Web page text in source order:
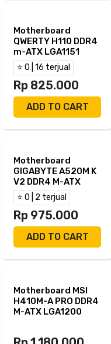
Motherboard
QWERTY H110 DDR4
m-ATX LGA1151
⭐ 0 | 16 terjual
Rp 825.000
ADD TO CART
Motherboard
GIGABYTE A520M K
V2 DDR4 M-ATX
⭐ 0 | 2 terjual
Rp 975.000
ADD TO CART
Motherboard MSI
H410M-A PRO DDR4
M-ATX LGA1200